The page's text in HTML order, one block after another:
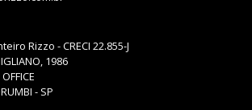
Rizzo - CRECI 22.855-J
1986
- SP